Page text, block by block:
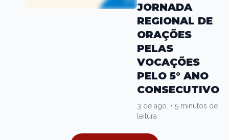
JORNADA
REGIONAL DE
ORAÇÕES
PELAS
VOCAÇÕES
PELO 5° ANO
CONSECUTIVO
3 de ago. • 5 minutos de
leitura